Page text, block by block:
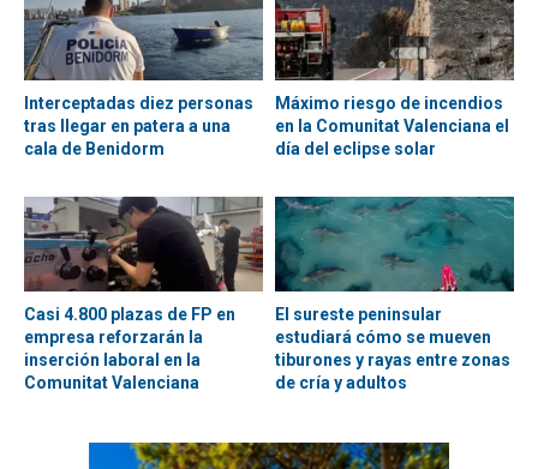
Interceptadas diez personas
tras llegar en patera a una
cala de Benidorm
Máximo riesgo de incendios
en la Comunitat Valenciana el
día del eclipse solar
Casi 4.800 plazas de FP en
empresa reforzarán la
inserción laboral en la
Comunitat Valenciana
El sureste peninsular
estudiará cómo se mueven
tiburones y rayas entre zonas
de cría y adultos